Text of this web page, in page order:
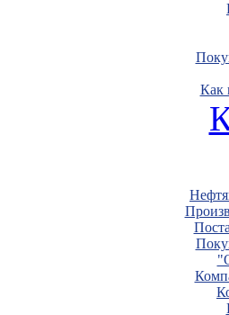
Как